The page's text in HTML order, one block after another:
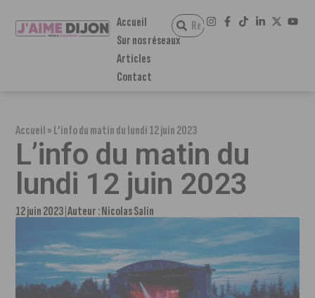
Accueil
Sur nos réseaux
Articles
Contact
Accueil»L’info du matin du lundi 12 juin 2023
L’info du matin du
lundi 12 juin 2023
12 juin 2023 Auteur :Nicolas Salin